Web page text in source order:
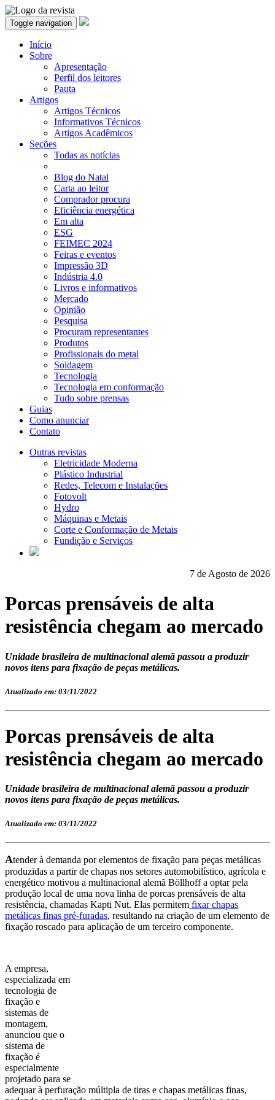
Toggle navigation
Início
Sobre
Apresentação
Perfil dos leitores
Pauta
Artigos
Artigos Técnicos
Informativos Técnicos
Artigos Acadêmicos
Seções
Todas as notícias
Blog do Natal
Carta ao leitor
Comprador procura
Eficiência energética
Em alta
ESG
FEIMEC 2024
Feiras e eventos
Impressão 3D
Indústria 4.0
Livros e informativos
Mercado
Opinião
Pesquisa
Procuram representantes
Produtos
Profissionais do metal
Soldagem
Tecnologia
Tecnologia em conformação
Tudo sobre prensas
Guias
Como anunciar
Contato
Outras revistas
Eletricidade Moderna
Plástico Industrial
Redes, Telecom e Instalações
Fotovolt
Hydro
Máquinas e Metais
Corte e Conformação de Metais
Fundição e Serviços
7 de Agosto de 2026
Porcas prensáveis de alta
resistência chegam ao mercado
Unidade brasileira de multinacional alemã passou a produzir
novos itens para fixação de peças metálicas.
Atualizado em: 03/11/2022
Porcas prensáveis de alta
resistência chegam ao mercado
Unidade brasileira de multinacional alemã passou a produzir
novos itens para fixação de peças metálicas.
Atualizado em: 03/11/2022
Atender à demanda por elementos de fixação para peças metálicas
produzidas a partir de chapas nos setores automobilístico, agrícola e
energético motivou a multinacional alemã Böllhoff a optar pela
produção local de uma nova linha de porcas prensáveis de alta
resistência, chamadas Kapti Nut. Elas permitem fixar chapas
metálicas finas pré-furadas, resultando na criação de um elemento de
fixação roscado para aplicação de um terceiro componente.
A empresa,
especializada em
tecnologia de
fixação e
sistemas de
montagem,
anunciou que o
sistema de
fixação é
especialmente
projetado para se
adequar à perfuração múltipla de tiras e chapas metálicas finas,